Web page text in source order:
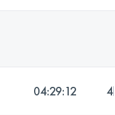
04:29:12 4